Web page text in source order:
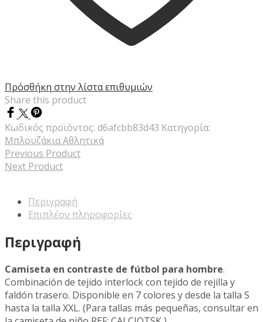
Πρόσθήκη στην λίστα επιθυμιών
Share this product
Κωδικός προϊόντος: d6afcbb83d43 Κατηγορία:
Μπλουζάκια Αθλητικά
Previous Product
Next Product
Περιγραφή
Επιπλέον πληροφορίες
Περιγραφή
Camiseta en contraste de fútbol para hombre.
Combinación de tejido interlock con tejido de rejilla y
faldón trasero. Disponible en 7 colores y desde la talla S
hasta la talla XXL. (Para tallas más pequeñas, consultar en